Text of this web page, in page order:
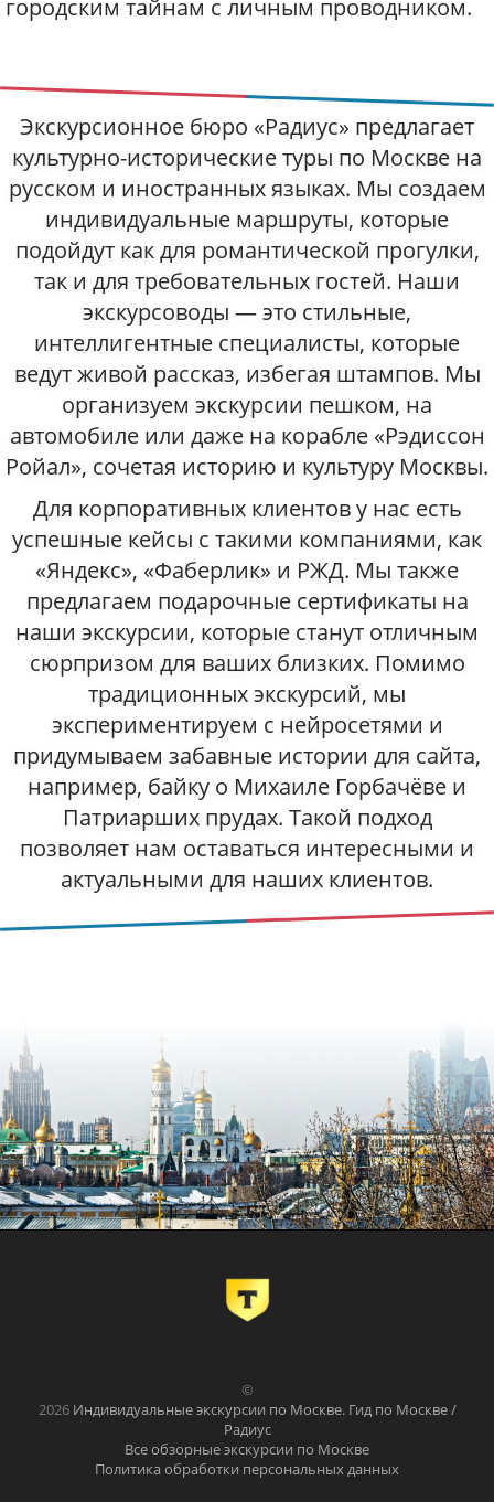
городским тайнам с личным проводником.
Экскурсионное бюро «Радиус» предлагает
культурно-исторические туры по Москве на
русском и иностранных языках. Мы создаем
индивидуальные маршруты, которые
подойдут как для романтической прогулки,
так и для требовательных гостей. Наши
экскурсоводы — это стильные,
интеллигентные специалисты, которые
ведут живой рассказ, избегая штампов. Мы
организуем экскурсии пешком, на
автомобиле или даже на корабле «Рэдиссон
Ройал», сочетая историю и культуру Москвы.
Для корпоративных клиентов у нас есть
успешные кейсы с такими компаниями, как
«Яндекс», «Фаберлик» и РЖД. Мы также
предлагаем подарочные сертификаты на
наши экскурсии, которые станут отличным
сюрпризом для ваших близких. Помимо
традиционных экскурсий, мы
экспериментируем с нейросетями и
придумываем забавные истории для сайта,
например, байку о Михаиле Горбачёве и
Патриарших прудах. Такой подход
позволяет нам оставаться интересными и
актуальными для наших клиентов.
©
2026 Индивидуальные экскурсии по Москве. Гид по Москве /
Радиус
Все обзорные экскурсии по Москве
Политика обработки персональных данных